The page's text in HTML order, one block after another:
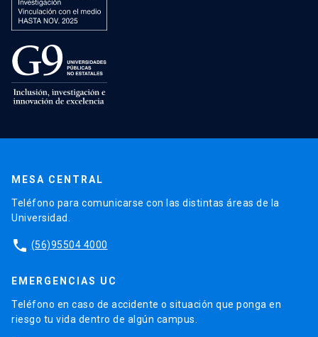
MESA CENTRAL
Teléfono para comunicarse con las distintas áreas de la
Universidad.
phone (56)95504 4000
EMERGENCIAS UC
Teléfono en caso de accidente o situación que ponga en
riesgo tu vida dentro de algún campus.